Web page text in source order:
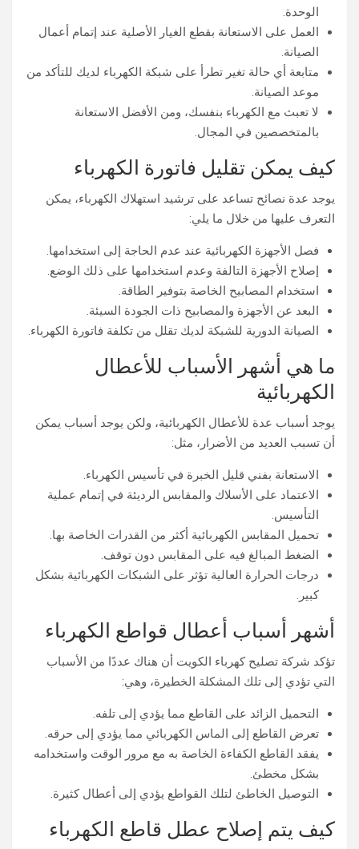
الوحدة.
العمل على الاستعانة بقطع الغيار الأصلية عند إتمام أعمال
الصيانة.
متابعة أي حالة تغير تطرأ على شبكة الكهرباء لديك للتأكد من
موعد الصيانة.
لا تعبث مع الكهرباء بنفسك، ومن الأفضل الاستعانة
بالمتخصصين في المجال.
كيف يمكن تقليل فاتورة الكهرباء
يوجد عدة نصائح تساعد على ترشيد استهلاك الكهرباء، يمكن
التعرف عليها من خلال ما يلي:
فصل الأجهزة الكهربائية عند عدم الحاجة إلى استخدامها.
إصلاح الأجهزة التالفة وعدم استخدامها على ذلك الوضع.
استخدام المصابيح الخاصة بتوفير الطاقة.
البعد عن الأجهزة والمصابيح ذات الجودة السيئة.
الصيانة الدورية للشبكة لديك تقلل من تكلفة فاتورة الكهرباء.
ما هي أشهر الأسباب للأعطال
الكهربائية
يوجد أسباب عدة للأعطال الكهربائية، ولكن يوجد أسباب يمكن
أن تسبب العديد من الأضرار، مثل:
الاستعانة بفني قليل الخبرة في تأسيس الكهرباء.
الاعتماد على الأسلاك والمقابس الرديئة في إتمام عملية
التأسيس.
تحميل المقابس الكهربائية أكثر من القدرات الخاصة بها.
الضغط المبالغ فيه على المقابس دون توقف.
درجات الحرارة العالية تؤثر على الشبكات الكهربائية بشكل
كبير.
أشهر أسباب أعطال قواطع الكهرباء
تؤكد شركة تصليح كهرباء الكويت أن هناك عددًا من الأسباب
التي تؤدي إلى تلك المشكلة الخطيرة، وهي:
التحميل الزائد على القاطع مما يؤدي إلى تلفه.
تعرض القاطع إلى الماس الكهربائي مما يؤدي إلى حرقه.
يفقد القاطع الكفاءة الخاصة به مع مرور الوقت واستخدامه
بشكل مخطئ.
التوصيل الخاطئ لتلك القواطع يؤدي إلى أعطال كثيرة.
كيف يتم إصلاح عطل قاطع الكهرباء